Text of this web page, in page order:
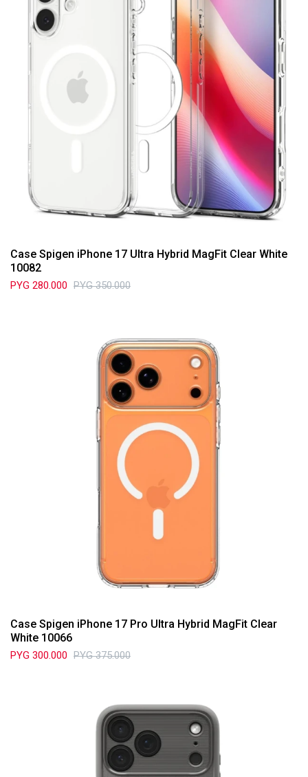
Case Spigen iPhone 17 Ultra Hybrid MagFit Clear White
10082
PYG 280.000 PYG 350.000
Case Spigen iPhone 17 Pro Ultra Hybrid MagFit Clear
White 10066
PYG 300.000 PYG 375.000